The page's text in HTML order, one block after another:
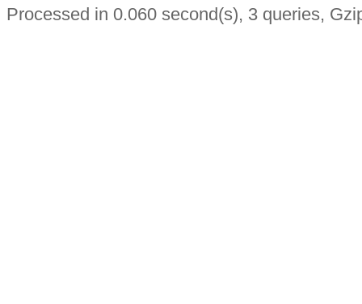
Processed in 0.060 second(s), 3 queries,